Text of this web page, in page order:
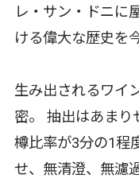
レ・サン・ドニに
ける偉大な歴史を
生み出されるワイ
密。 抽出はあま
樽比率が3分の1程
せ、無清澄、無濾